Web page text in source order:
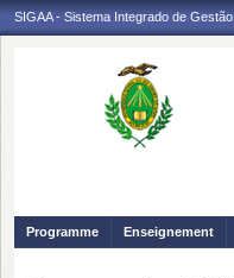
SIGAA - Sistema Integrado de
Programme
Enseignement